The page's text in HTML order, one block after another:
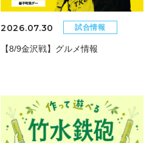
2026.07.30 試合情報
【8/9金沢戦】グルメ情報